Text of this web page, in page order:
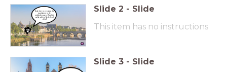
Ik sta hier in een stad die
is ontstaan in de
middeleeuwen. Weet jij
welke plek in Nederland
dit is?
Slide 2 - Slide
This item has no instructions
Slide 3 - Slide